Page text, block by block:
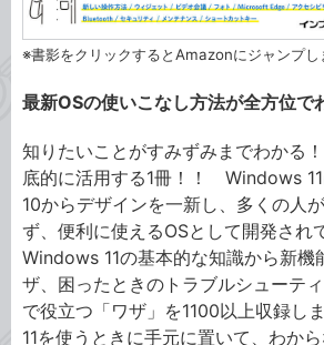
※書影をクリックするとAmazonにジャンプし
最新OSの使いこなし方法が全方位で
知りたいことがすみずみまでわかる
底的に活用する1冊！！ Windows
10からデザインを一新し、多くの人
ず、便利に使えるOSとして開発され
Windows 11の基本的な知識から新機
ザ、困ったときのトラブルシューテ
で役立つ「ワザ」を1100以上収録し
11を使うときに手元に置いて、わか